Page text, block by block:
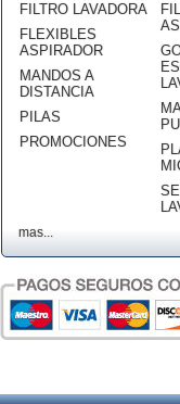
FILTRO LAVADORA
FLEXIBLES
ASPIRADOR
MANDOS A
DISTANCIA
PILAS
PROMOCIONES
mas...